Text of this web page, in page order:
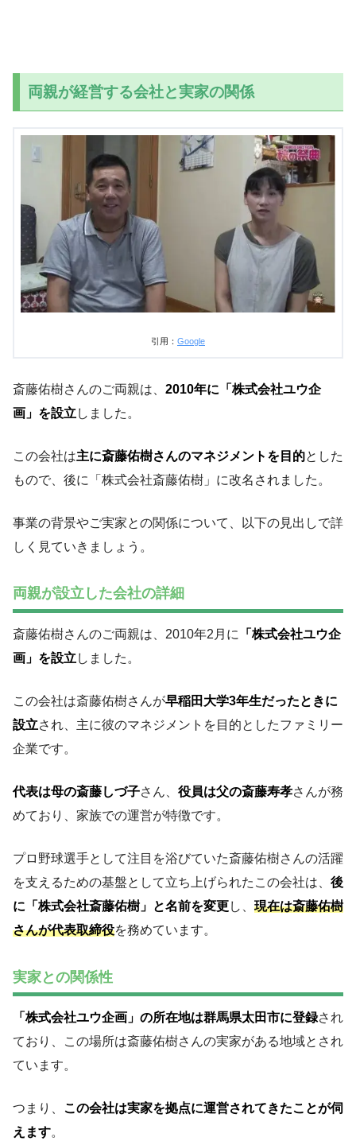
両親が経営する会社と実家の関係
引用： Google
斎藤佑樹さんのご両親は、 2010年に「株式会社ユウ企
画」を設立 しました。
この会社は主に斎藤佑樹さんのマネジメントを目的とした
もので、後に「株式会社斎藤佑樹」に改名されました。
事業の背景やご実家との関係について、以下の見出しで詳
しく見ていきましょう。
両親が設立した会社の詳細
斎藤佑樹さんのご両親は、2010年2月に
「株式会社ユウ企
画」を設立 しました。
この会社は斎藤佑樹さんが早稲田大学3年生だったときに
設立され、主に彼のマネジメントを目的としたファミリー
企業です。
代表は母の斎藤しづ子さん、 役員は父の斎藤寿孝さんが務
めており、家族での運営が特徴です。
プロ野球選手として注目を浴びていた斎藤佑樹さんの活躍
を支えるための基盤として立ち上げられたこの会社は、 後
に「株式会社斎藤佑樹」と名前を変更し、 現在は斎藤佑樹
さんが代表取締役を務めています。
実家との関係性
「株式会社ユウ企画」の所在地は群馬県太田市に登録され
ており、この場所は斎藤佑樹さんの実家がある地域とされ
ています。
つまり、 この会社は実家を拠点に運営されてきたことが伺
えます。